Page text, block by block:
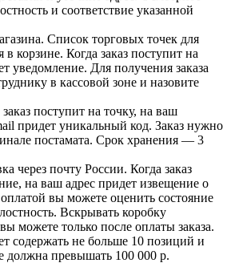
и соответствие указанной
Список торговых точек для
в корзине. Когда заказ поступит на
уведомление. Для получения заказа
в кассовой зоне и назовите
поступит на точку, на ваш
придет уникальный код. Заказ нужно
постамата. Срок хранения — 3
через почту России. Когда заказ
на ваш адрес придет извещение о
вы можете оценить состояние
Вскрывать коробку
можете только после оплаты заказа.
содержать не больше 10 позиций и
должна превышать 100 000 р.